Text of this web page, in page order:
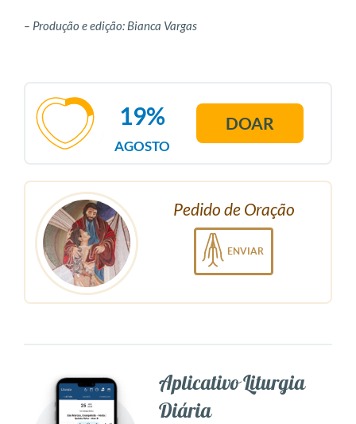
– Produção e edição: Bianca Vargas
AGOSTO
19% DOAR
Pedido de Oração
ENVIAR
Aplicativo Liturgia
Diária